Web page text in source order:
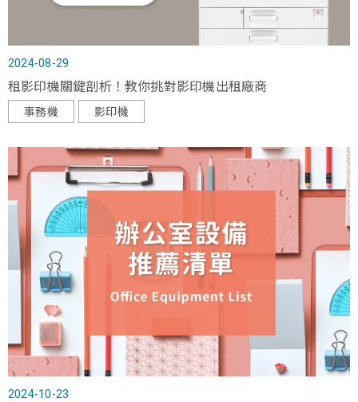
2024-08-29
租影印機關鍵剖析！教你挑對影印機出租廠商
事務機 影印機
2024-10-23